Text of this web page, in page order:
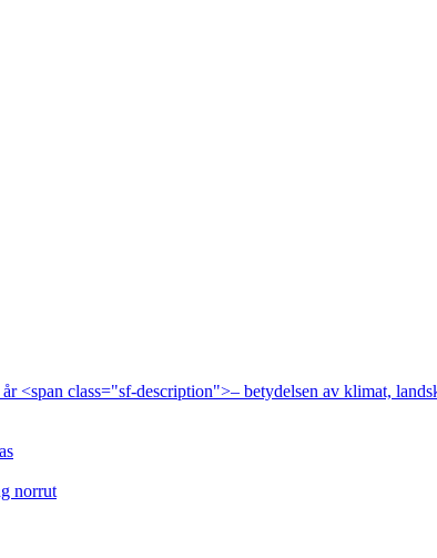
<span class="sf-description">– betydelsen av klimat,
norrut